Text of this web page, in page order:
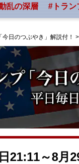
乱の深層 #トラン
今日のつぶやき」解説付！ >
21:11～8月